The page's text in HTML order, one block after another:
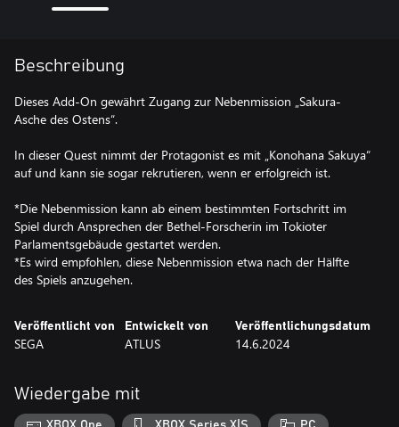
Beschreibung
Dieses Add-On gewährt Zugang zur Nebenmission „Sakura-
Asche des Ostens“.
In dieser Quest nimmt der Protagonist es mit „Konohana Sakuya“
auf und kann sie sogar rekrutieren, wenn er erfolgreich ist.
*Die Nebenmission kann ab einem bestimmten Fortschritt im
Spiel durch Ansprechen der Bethel-Forscherin im Tokioter
Parlamentsgebäude gestartet werden.
*Es wird empfohlen, diese Nebenmission etwa nach der Hälfte
des Spiels anzugehen.
Veröffentlicht von
SEGA
Entwickelt von
ATLUS
Veröffentlichungsdatum
14.6.2024
Wiedergabe mit